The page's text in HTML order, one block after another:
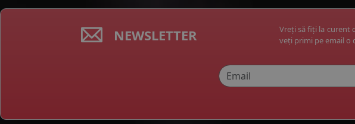
NEWSLETTER
Vreți să fiți la curent
veți primi pe email o